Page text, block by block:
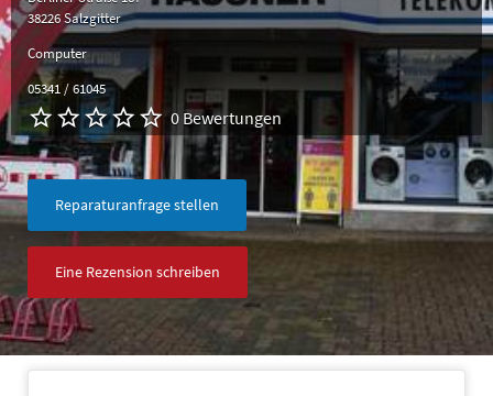
38226 Salzgitter
Computer
05341 / 61045
0 Bewertungen
Reparaturanfrage stellen
Eine Rezension schreiben